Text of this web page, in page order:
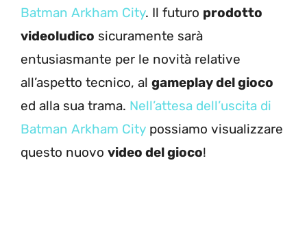
Batman Arkham City. Il futuro prodotto
videoludico sicuramente sarà
entusiasmante per le novità relative
all’aspetto tecnico, al gameplay del gioco
ed alla sua trama. Nell’attesa dell’uscita di
Batman Arkham City possiamo visualizzare
questo nuovo video del gioco!